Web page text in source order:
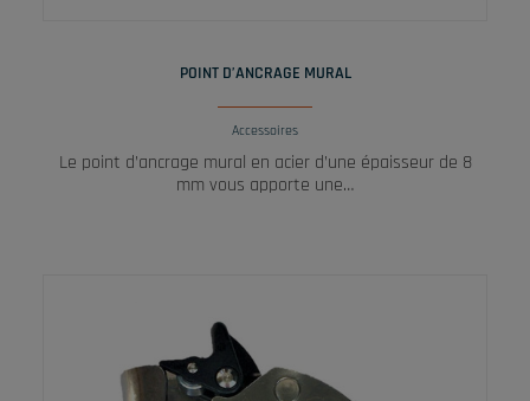
POINT D’ANCRAGE MURAL
Accessoires
Le point d’ancrage mural en acier d’une épaisseur de 8
mm vous apporte une…